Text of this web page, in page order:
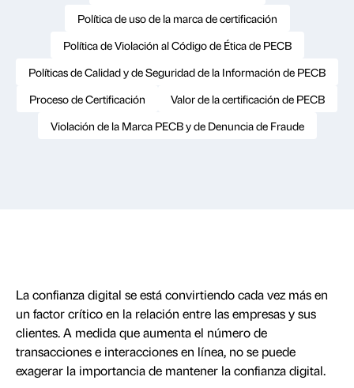
Política de uso de la marca de certificación
Política de Violación al Código de Ética de PECB
Políticas de Calidad y de Seguridad de la Información de PECB
Proceso de Certificación
Valor de la certificación de PECB
Violación de la Marca PECB y de Denuncia de Fraude
La confianza digital se está convirtiendo cada vez más en
un factor crítico en la relación entre las empresas y sus
clientes. A medida que aumenta el número de
transacciones e interacciones en línea, no se puede
exagerar la importancia de mantener la confianza digital.